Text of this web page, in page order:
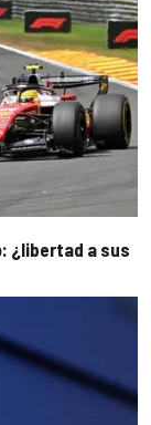
¿libertad a sus